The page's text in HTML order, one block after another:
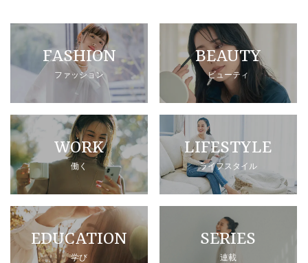
FASHION
ファッション
BEAUTY
ビューティ
WORK
働く
LIFESTYLE
ライフスタイル
EDUCATION
学び
SERIES
連載